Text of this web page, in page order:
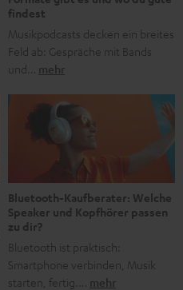
findest
Musikpodcasts decken ein breites
Feld ab: Gespräche mit Bands
und… mehr
Bluetooth-Kaufberater: Welche
Speaker und Kopfhörer passen
zu dir?
Bluetooth ist praktisch:
Smartphone verbinden, Musik
starten, fertig.… mehr